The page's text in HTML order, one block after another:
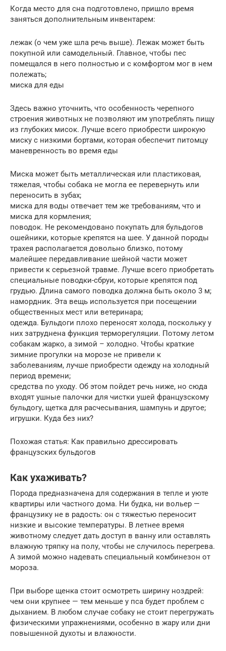
Когда место для сна подготовлено, пришло время
заняться дополнительным инвентарем:
лежак (о чем уже шла речь выше). Лежак может быть
покупной или самодельный. Главное, чтобы пес
помещался в него полностью и с комфортом мог в нем
полежать;
миска для еды
Здесь важно уточнить, что особенность черепного
строения животных не позволяют им употреблять пищу
из глубоких мисок. Лучше всего приобрести широкую
миску с низкими бортами, которая обеспечит питомцу
маневренность во время еды
Миска может быть металлическая или пластиковая,
тяжелая, чтобы собака не могла ее перевернуть или
переносить в зубах;
миска для воды отвечает тем же требованиям, что и
миска для кормления;
поводок. Не рекомендовано покупать для бульдогов
ошейники, которые крепятся на шее. У данной породы
трахея располагается довольно близко, потому
малейшее передавливание шейной части может
привести к серьезной травме. Лучше всего приобретать
специальные поводки-сбруи, которые крепятся под
грудью. Длина самого поводка должна быть около 3 м;
намордник. Эта вещь используется при посещении
общественных мест или ветеринара;
одежда. Бульдоги плохо переносят холода, поскольку у
них затруднена функция терморегуляции. Потому летом
собакам жарко, а зимой – холодно. Чтобы краткие
зимние прогулки на морозе не привели к
заболеваниям, лучше приобрести одежду на холодный
период времени;
средства по уходу. Об этом пойдет речь ниже, но сюда
входят ушные палочки для чистки ушей французскому
бульдогу, щетка для расчесывания, шампунь и другое;
игрушки. Куда без них?
Похожая статья: Как правильно дрессировать
французских бульдогов
Как ухаживать?
Порода предназначена для содержания в тепле и уюте
квартиры или частного дома. Ни будка, ни вольер —
французику не в радость: он с тяжестью переносит
низкие и высокие температуры. В летнее время
животному следует дать доступ в ванну или оставлять
влажную тряпку на полу, чтобы не случилось перегрева.
А зимой можно надевать специальный комбинезон от
мороза.
При выборе щенка стоит осмотреть ширину ноздрей:
чем они крупнее — тем меньше у пса будет проблем с
дыханием. В любом случае собаку не стоит перегружать
физическими упражнениями, особенно в жару или дни
повышенной духоты и влажности.